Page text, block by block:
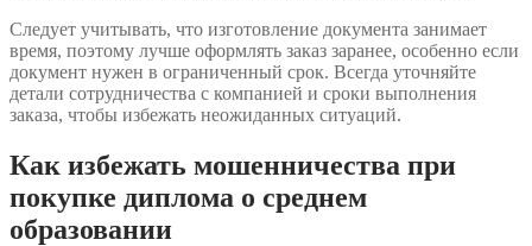
Следует учитывать, что изготовление документа занимает
время, поэтому лучше оформлять заказ заранее, особенно если
документ нужен в ограниченный срок. Всегда уточняйте
детали сотрудничества с компанией и сроки выполнения
заказа, чтобы избежать неожиданных ситуаций.
Как избежать мошенничества при
покупке диплома о среднем
образовании